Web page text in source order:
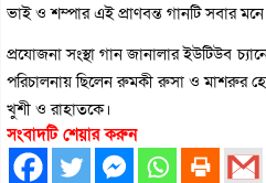
ভাই ও শম্পার এই প্রাণবন্ত গানটি সবার
প্রযোজনা সংস্থা গান জানালার ইউটিউব
পরিচালনায় ছিলেন রুমকী রুসা ও মাশরুর
খুশী ও রাহাতকে।
সংবাদটি শেয়ার করুন